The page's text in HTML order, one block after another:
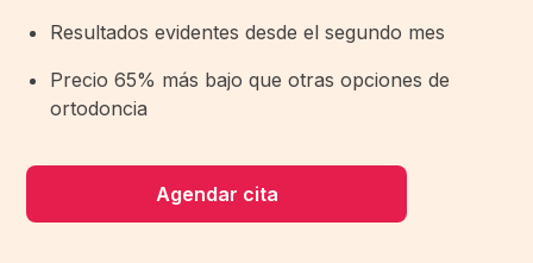
Resultados evidentes desde el segundo mes
Precio 65% más bajo que otras opciones de
ortodoncia
Agendar cita